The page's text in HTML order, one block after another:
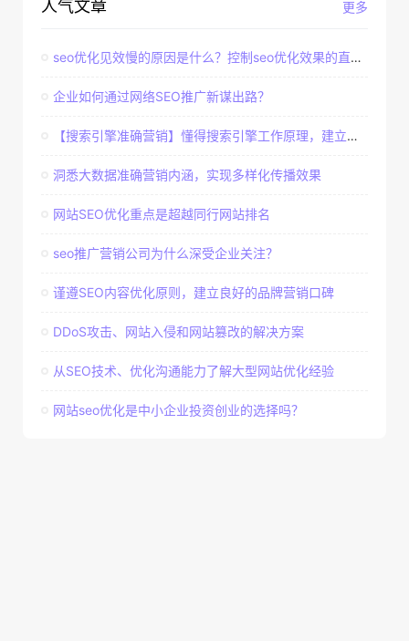
更多
人气文章
seo优化见效慢的原因是什么？控制seo优化效果的直接因素
企业如何通过网络SEO推广新谋出路？
【搜索引擎准确营销】懂得搜索引擎工作原理，建立准确客户群体
洞悉大数据准确营销内涵，实现多样化传播效果
网站SEO优化重点是超越同行网站排名
seo推广营销公司为什么深受企业关注？
谨遵SEO内容优化原则，建立良好的品牌营销口碑
DDoS攻击、网站入侵和网站篡改的解决方案
从SEO技术、优化沟通能力了解大型网站优化经验
网站seo优化是中小企业投资创业的选择吗？